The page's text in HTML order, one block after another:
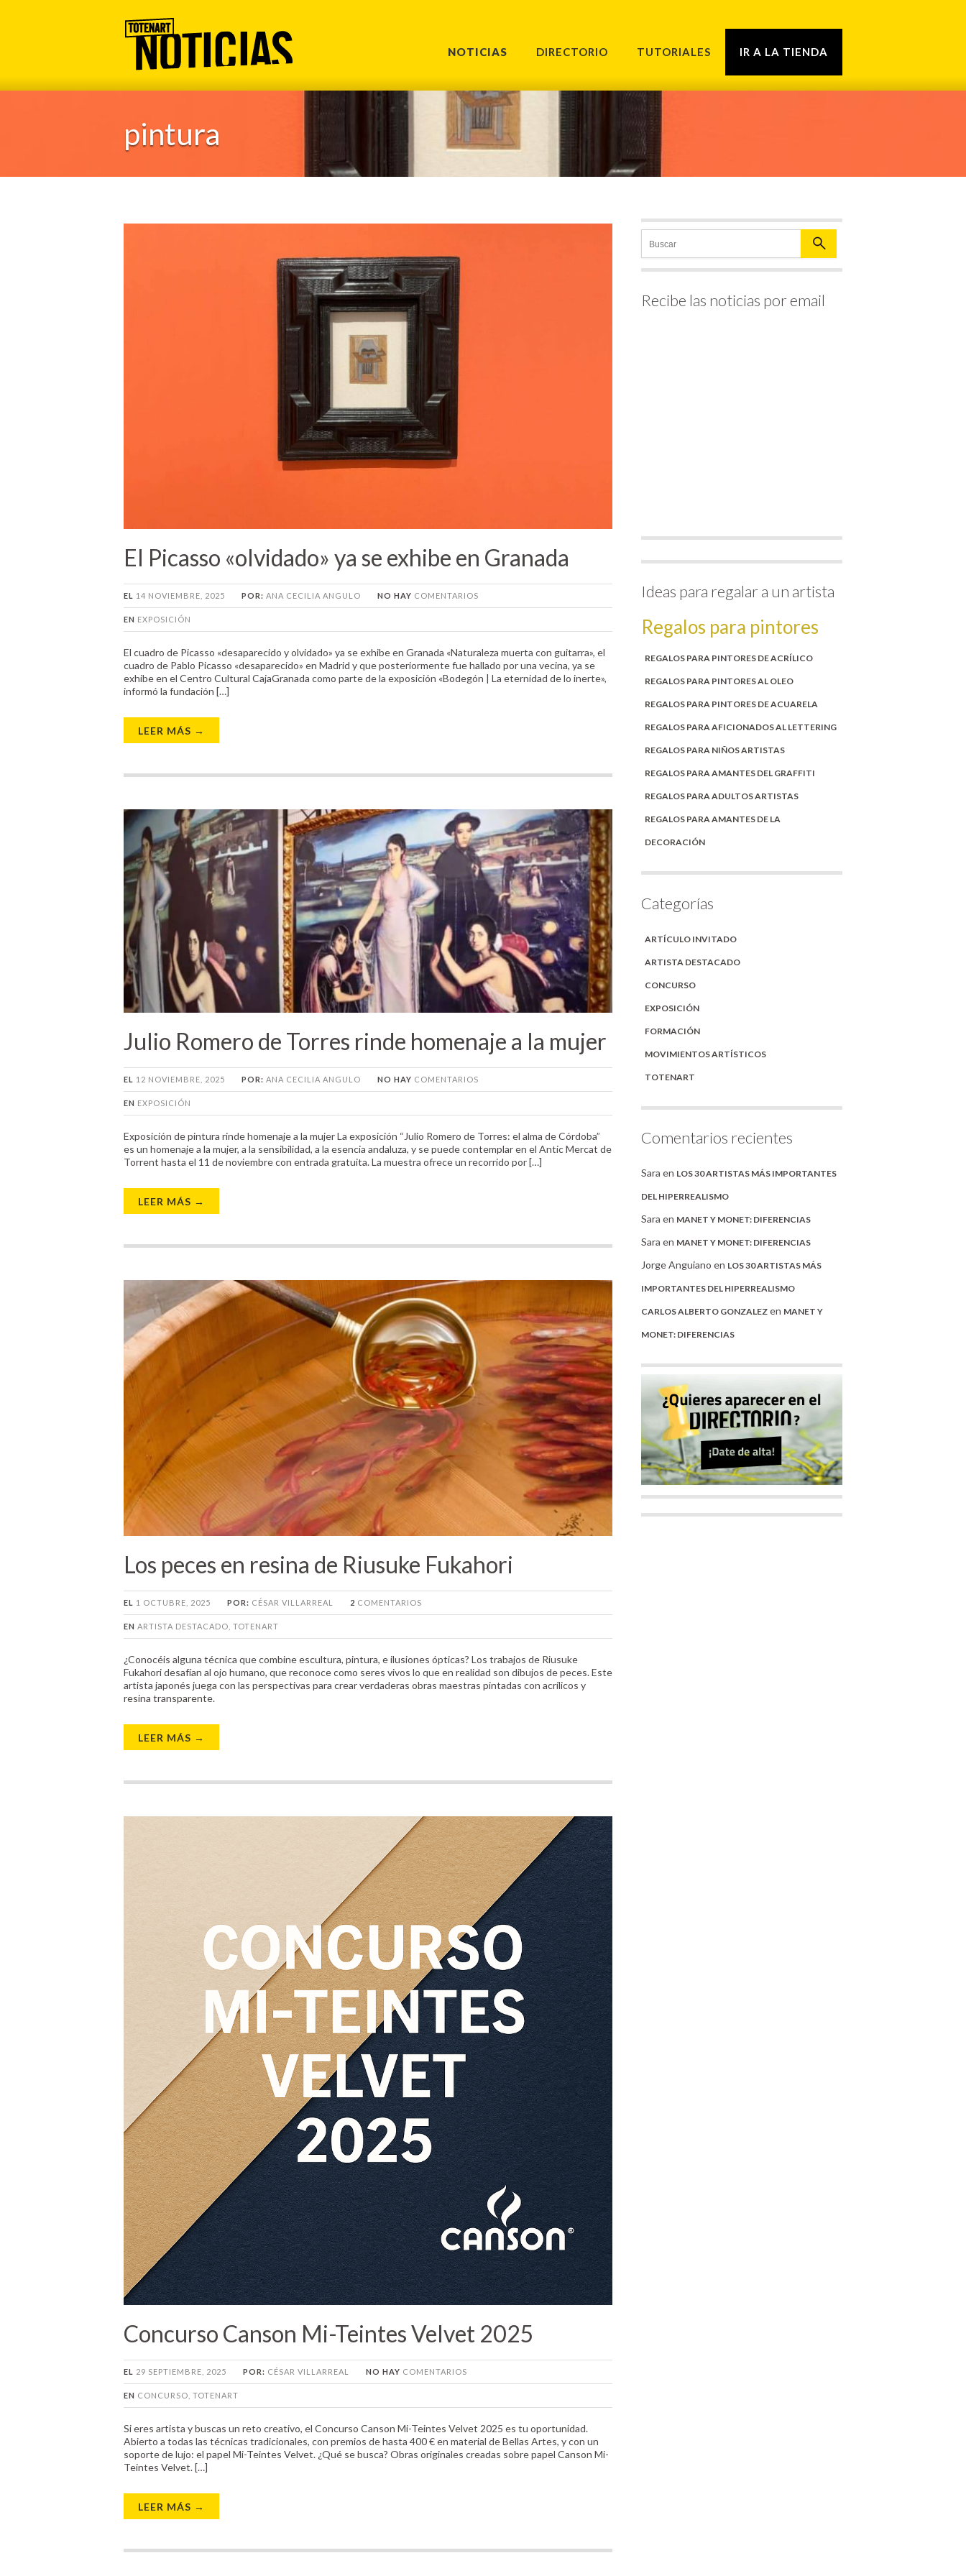
NOTICIAS DIRECTORIO TUTORIALES IR A LA TIENDA
pintura
El Picasso «olvidado» ya se exhibe en Granada
EL 14 NOVIEMBRE, 2025 POR: ANA CECILIA ANGULO NO HAY COMENTARIOS
EN EXPOSICIÓN
El cuadro de Picasso «desaparecido y olvidado» ya se exhibe en Granada «Naturaleza muerta con guitarra», el
cuadro de Pablo Picasso «desaparecido» en Madrid y que posteriormente fue hallado por una vecina, ya se
exhibe en el Centro Cultural CajaGranada como parte de la exposición «Bodegón | La eternidad de lo inerte»,
informó la fundación […]
LEER MÁS →
Julio Romero de Torres rinde homenaje a la mujer
EL 12 NOVIEMBRE, 2025 POR: ANA CECILIA ANGULO NO HAY COMENTARIOS
EN EXPOSICIÓN
Exposición de pintura rinde homenaje a la mujer La exposición “Julio Romero de Torres: el alma de Córdoba”
es un homenaje a la mujer, a la sensibilidad, a la esencia andaluza, y se puede contemplar en el Antic Mercat de
Torrent hasta el 11 de noviembre con entrada gratuita. La muestra ofrece un recorrido por […]
LEER MÁS →
Los peces en resina de Riusuke Fukahori
EL 1 OCTUBRE, 2025 POR: CÉSAR VILLARREAL 2 COMENTARIOS
EN ARTISTA DESTACADO TOTENART
¿Conocéis alguna técnica que combine escultura, pintura, e ilusiones ópticas? Los trabajos de Riusuke
Fukahori desafían al ojo humano, que reconoce como seres vivos lo que en realidad son dibujos de peces. Este
artista japonés juega con las perspectivas para crear verdaderas obras maestras pintadas con acrílicos y
resina transparente.
LEER MÁS →
Concurso Canson Mi-Teintes Velvet 2025
EL 29 SEPTIEMBRE, 2025 POR: CÉSAR VILLARREAL NO HAY COMENTARIOS
EN CONCURSO TOTENART
Si eres artista y buscas un reto creativo, el Concurso Canson Mi-Teintes Velvet 2025 es tu oportunidad.
Abierto a todas las técnicas tradicionales, con premios de hasta 400 € en material de Bellas Artes, y con un
soporte de lujo: el papel Mi-Teintes Velvet. ¿Qué se busca? Obras originales creadas sobre papel Canson Mi-
Teintes Velvet. […]
LEER MÁS →
Recibe las noticias por email
Ideas para regalar a un artista
Regalos para pintores
REGALOS PARA PINTORES DE ACRÍLICO
REGALOS PARA PINTORES AL OLEO
REGALOS PARA PINTORES DE ACUARELA
REGALOS PARA AFICIONADOS AL LETTERING
REGALOS PARA NIÑOS ARTISTAS
REGALOS PARA AMANTES DEL GRAFFITI
REGALOS PARA ADULTOS ARTISTAS
REGALOS PARA AMANTES DE LA
DECORACIÓN
Categorías
ARTÍCULO INVITADO
ARTISTA DESTACADO
CONCURSO
EXPOSICIÓN
FORMACIÓN
MOVIMIENTOS ARTÍSTICOS
TOTENART
Comentarios recientes
Sara en LOS 30 ARTISTAS MÁS IMPORTANTES
DEL HIPERREALISMO
Sara en MANET Y MONET: DIFERENCIAS
Sara en MANET Y MONET: DIFERENCIAS
Jorge Anguiano en LOS 30 ARTISTAS MÁS
IMPORTANTES DEL HIPERREALISMO
CARLOS ALBERTO GONZALEZ en MANET Y
MONET: DIFERENCIAS